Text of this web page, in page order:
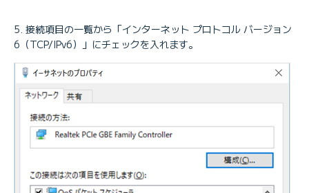
接続項目の一覧から「インターネット プロトコル バージョン
6（TCP/IPv6）」にチェックを入れます。